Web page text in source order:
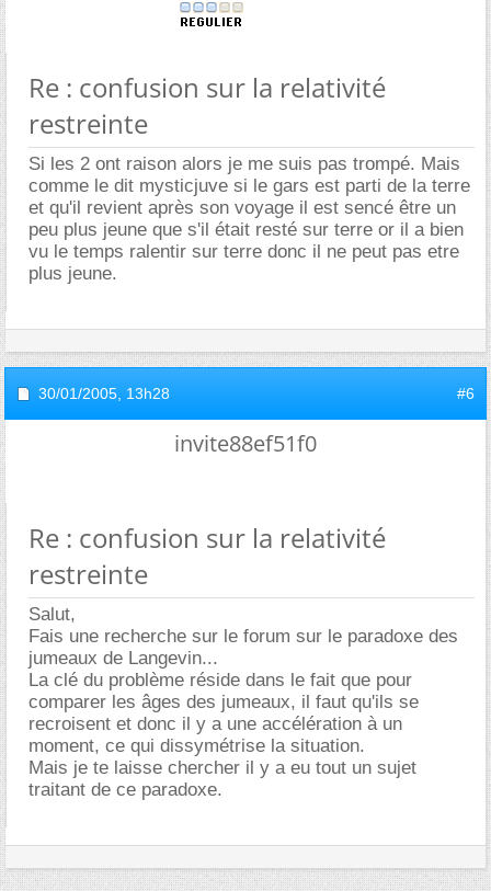
Re : confusion sur la relativité
restreinte
Si les 2 ont raison alors je me suis pas trompé. Mais
comme le dit mysticjuve si le gars est parti de la terre
et qu'il revient après son voyage il est sencé être un
peu plus jeune que s'il était resté sur terre or il a bien
vu le temps ralentir sur terre donc il ne peut pas etre
plus jeune.
30/01/2005, 13h28 #6
invite88ef51f0
Re : confusion sur la relativité
restreinte
Salut,
Fais une recherche sur le forum sur le paradoxe des
jumeaux de Langevin...
La clé du problème réside dans le fait que pour
comparer les âges des jumeaux, il faut qu'ils se
recroisent et donc il y a une accélération à un
moment, ce qui dissymétrise la situation.
Mais je te laisse chercher il y a eu tout un sujet
traitant de ce paradoxe.